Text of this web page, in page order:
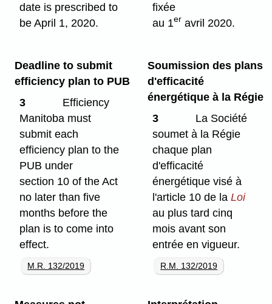
date is prescribed to
be April 1, 2020.
fixée
au 1er avril 2020.
Deadline to submit
efficiency plan to PUB
3
Efficiency
Manitoba must
submit each
efficiency plan to the
PUB under
section 10 of the Act
no later than five
months before the
plan is to come into
effect.
M.R. 132/2019
Soumission des plans
d'efficacité
énergétique à la Régie
3
La Société
soumet à la Régie
chaque plan
d'efficacité
énergétique visé à
l'article 10 de laLoi
au plus tard cinq
mois avant son
entrée en vigueur.
R.M. 132/2019